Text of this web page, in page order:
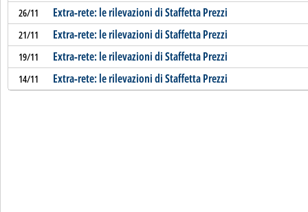
26/11 Extra-rete: le rilevazioni di Staffetta Prezzi
21/11 Extra-rete: le rilevazioni di Staffetta Prezzi
19/11 Extra-rete: le rilevazioni di Staffetta Prezzi
14/11 Extra-rete: le rilevazioni di Staffetta Prezzi